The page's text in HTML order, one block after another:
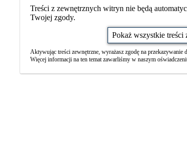
Treści z zewnętrznych witryn nie będą
Twojej zgody.
Pokaż wszystkie treści
Aktywując treści zewnętrzne, wyrażasz zgodę na
Więcej informacji na ten temat zawarliśmy w naszym